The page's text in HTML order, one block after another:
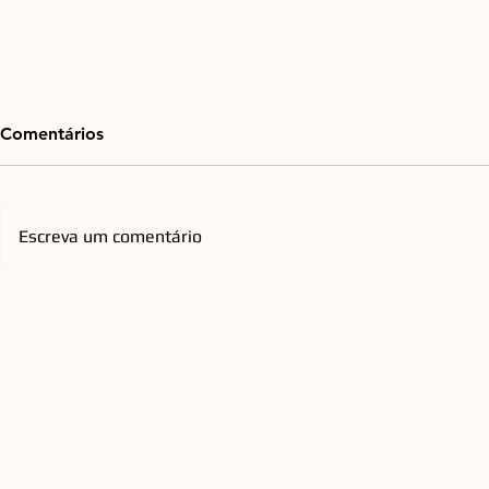
Comentários
Escreva um comentário